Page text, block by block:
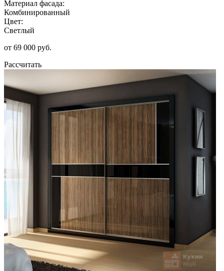
Материал фасада:
Комбинированный
Цвет:
Светлый
от 69 000 руб.
Рассчитать